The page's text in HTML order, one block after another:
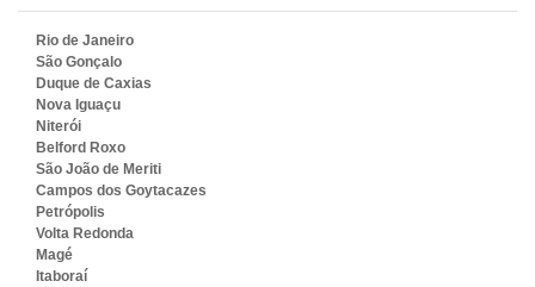
Rio de Janeiro
São Gonçalo
Duque de Caxias
Nova Iguaçu
Niterói
Belford Roxo
São João de Meriti
Campos dos Goytacazes
Petrópolis
Volta Redonda
Magé
Itaboraí